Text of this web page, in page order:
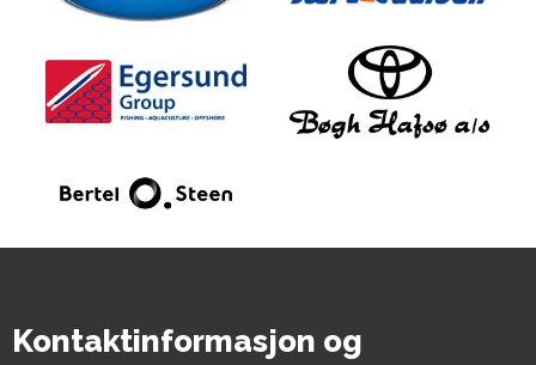
Kontaktinformasjon og